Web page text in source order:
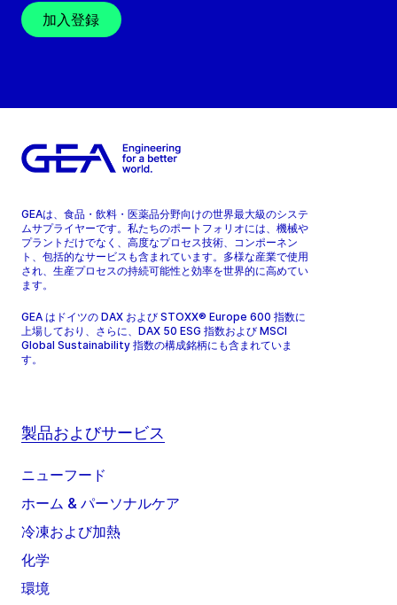
加入登録
GEAは、食品・飲料・医薬品分野向けの世界最大級のシステ
ムサプライヤーです。私たちのポートフォリオには、機械や
プラントだけでなく、高度なプロセス技術、コンポーネン
ト、包括的なサービスも含まれています。多様な産業で使用
され、生産プロセスの持続可能性と効率を世界的に高めてい
ます。
GEA はドイツの DAX および STOXX® Europe 600 指数に
上場しており、さらに、DAX 50 ESG 指数および MSCI
Global Sustainability 指数の構成銘柄にも含まれていま
す。
製品およびサービス
ニューフード
ホーム & パーソナルケア
冷凍および加熱
化学
環境